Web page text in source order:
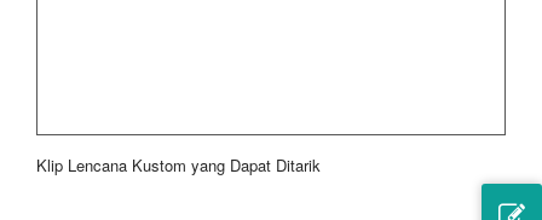
Klip Lencana Kustom yang Dapat Ditarik